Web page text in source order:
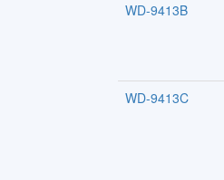
WD-9413B
WD-9413C